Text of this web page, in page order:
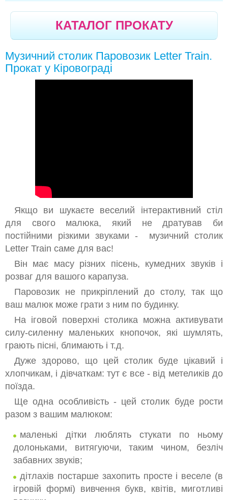
КАТАЛОГ ПРОКАТУ
Музичний столик Паровозик Letter Train.
Прокат у Кіровограді
Якщо ви шукаєте веселий інтерактивний стіл
для свого малюка, який не дратував би
постійними різкими звуками - музичний столик
Letter Train саме для вас!
Він має масу різних пісень, кумедних звуків і
розваг для вашого карапуза.
Паровозик не прикріплений до столу, так що
ваш малюк може грати з ним по будинку.
На іговой поверхні столика можна активувати
силу-силенну маленьких кнопочок, які шумлять,
грають пісні, блимають і т.д.
Дуже здорово, що цей столик буде цікавий і
хлопчикам, і дівчаткам: тут є все - від метеликів до
поїзда.
Ще одна особливість - цей столик буде рости
разом з вашим малюком:
маленькі дітки люблять стукати по ньому
долоньками, витягуючи, таким чином, безліч
забавних звуків;
дітлахів постарше захопить просте і веселе (в
ігровій формі) вивчення букв, квітів, миготливі